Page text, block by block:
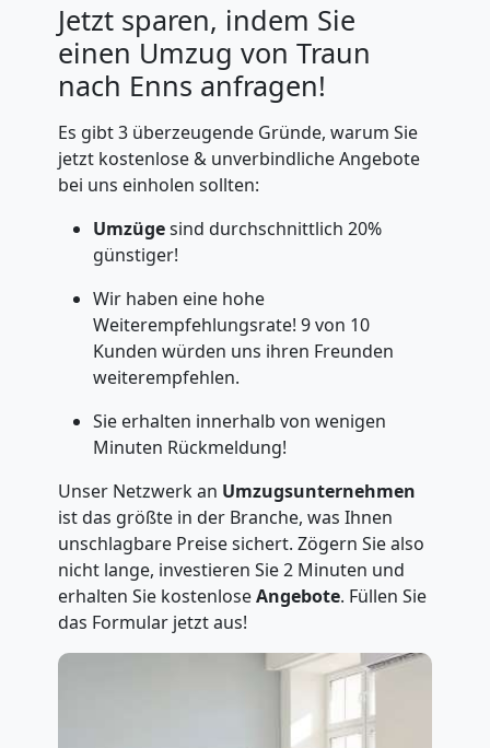
Jetzt sparen, indem Sie
einen Umzug von Traun
nach Enns anfragen!
Es gibt 3 überzeugende Gründe, warum Sie
jetzt kostenlose & unverbindliche Angebote
bei uns einholen sollten:
Umzügesind durchschnittlich 20%
günstiger!
Wir haben eine hohe
Weiterempfehlungsrate! 9 von 10
Kunden würden uns ihren Freunden
weiterempfehlen.
Sie erhalten innerhalb von wenigen
Minuten Rückmeldung!
Unser Netzwerk an Umzugsunternehmen
ist das größte in der Branche, was Ihnen
unschlagbare Preise sichert. Zögern Sie also
nicht lange, investieren Sie 2 Minuten und
erhalten Sie kostenloseAngebote. Füllen Sie
das Formular jetzt aus!